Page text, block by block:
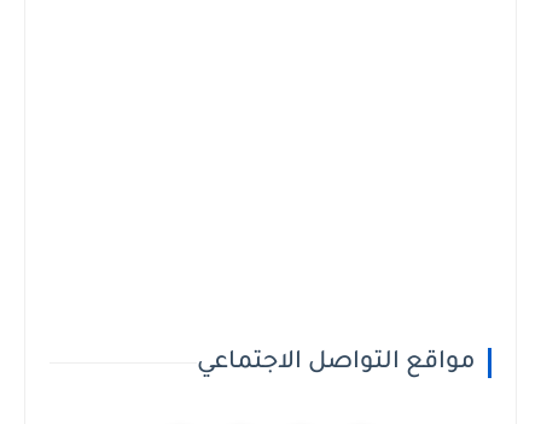
مواقع التواصل الاجتماعي